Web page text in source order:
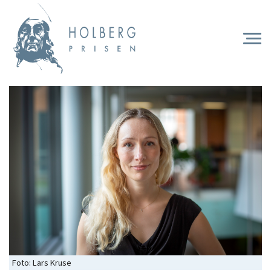
hovedinnhold
Foto: Lars Kruse